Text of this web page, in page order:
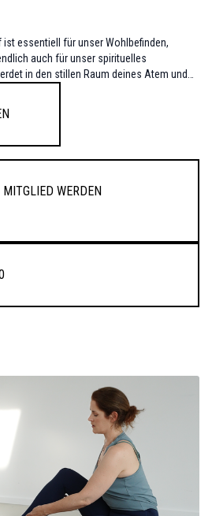
essentiell für unser Wohlbefinden,
auch für unser spirituelles
in den stillen Raum deines Atem und
Mitglied werden